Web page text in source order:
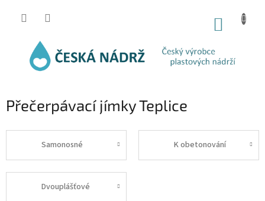
Přečerpávací jímky Teplice
Samonosné K obetonování
Dvouplášťové